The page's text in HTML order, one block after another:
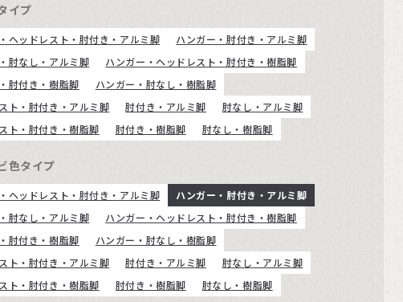
イプ
ヘッドレスト・肘付き・アルミ脚
ハンガー・肘付き・アルミ脚
肘なし・アルミ脚
ハンガー・ヘッドレスト・肘付き・樹脂脚
肘付き・樹脂脚
ハンガー・肘なし・樹脂脚
ト・肘付き・アルミ脚
肘付き・アルミ脚
肘なし・アルミ脚
ト・肘付き・樹脂脚
肘付き・樹脂脚 肘なし・樹脂脚
色タイプ
ヘッドレスト・肘付き・アルミ脚
ハンガー・肘付き・アルミ脚
肘なし・アルミ脚
ハンガー・ヘッドレスト・肘付き・樹脂脚
肘付き・樹脂脚
ハンガー・肘なし・樹脂脚
ト・肘付き・アルミ脚
肘付き・アルミ脚
肘なし・アルミ脚
ト・肘付き・樹脂脚
肘付き・樹脂脚 肘なし・樹脂脚